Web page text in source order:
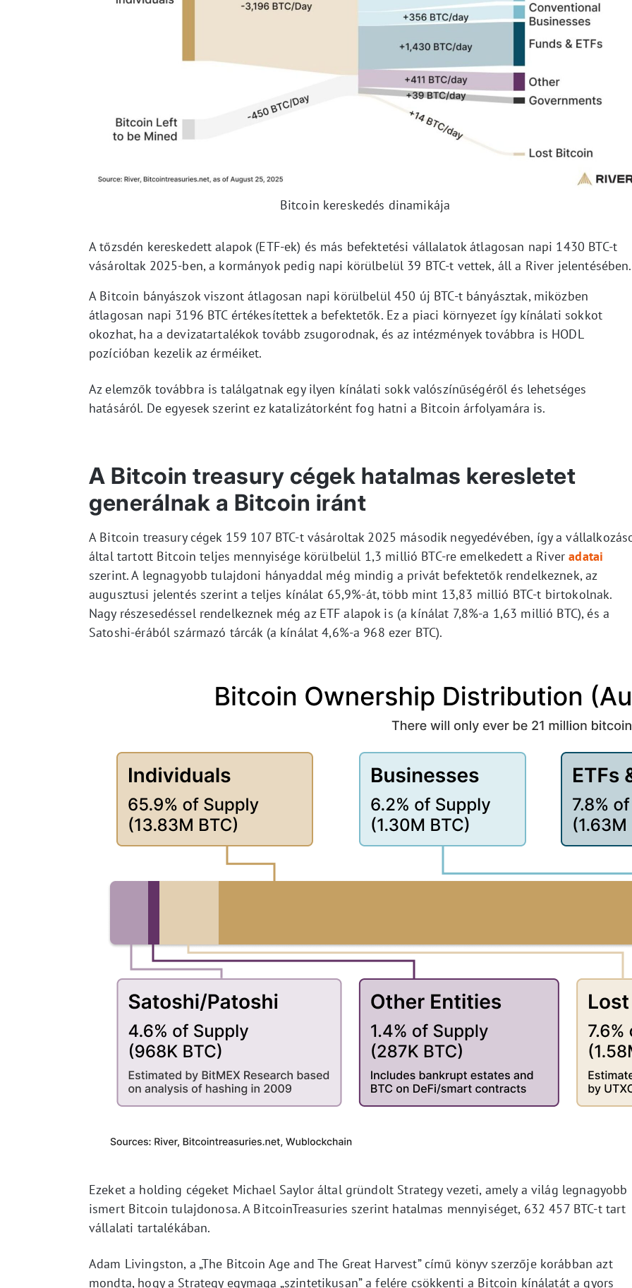
Bitcoin kereskedés dinamikája
A tőzsdén kereskedett alapok (ETF-ek) és más befektetési vállalatok átlagosan napi 1430 BTC-t
vásároltak 2025-ben, a kormányok pedig napi körülbelül 39 BTC-t vettek, áll a River jelentésében.
A Bitcoin bányászok viszont átlagosan napi körülbelül 450 új BTC-t bányásztak, miközben
átlagosan napi 3196 BTC értékesítettek a befektetők. Ez a piaci környezet így kínálati sokkot
okozhat, ha a devizatartalékok tovább zsugorodnak, és az intézmények továbbra is HODL
pozícióban kezelik az érméiket.
Az elemzők továbbra is találgatnak egy ilyen kínálati sokk valószínűségéről és lehetséges
hatásáról. De egyesek szerint ez katalizátorként fog hatni a Bitcoin árfolyamára is.
A Bitcoin treasury cégek hatalmas keresletet
generálnak a Bitcoin iránt
A Bitcoin treasury cégek 159 107 BTC-t vásároltak 2025 második negyedévében, így a
által tartott Bitcoin teljes mennyisége körülbelül 1,3 millió BTC-re emelkedett a Riveradatai
szerint. A legnagyobb tulajdoni hányaddal még mindig a privát befektetők rendelkeznek, az
augusztusi jelentés szerint a teljes kínálat 65,9%-át, több mint 13,83 millió BTC-t birtokolnak.
Nagy részesedéssel rendelkeznek még az ETF alapok is (a kínálat 7,8%-a 1,63 millió BTC), és a
Satoshi-érából származó tárcák (a kínálat 4,6%-a 968 ezer BTC).
Ezeket a holding cégeket Michael Saylor által gründolt Strategy vezeti, amely a világ legnagyobb
ismert Bitcoin tulajdonosa. A BitcoinTreasuries szerint hatalmas mennyiséget, 632 457 BTC-t tart
vállalati tartalékában.
Adam Livingston, a „The Bitcoin Age and The Great Harvest” című könyv szerzője korábban azt
mondta, hogy a Strategy egymaga „szintetikusan” a felére csökkenti a Bitcoin kínálatát a gyors